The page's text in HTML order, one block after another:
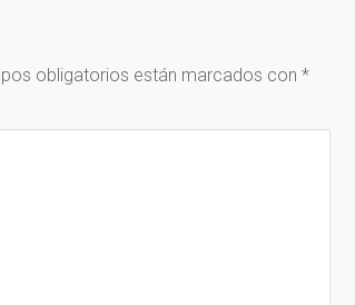
obligatorios están marcados con *